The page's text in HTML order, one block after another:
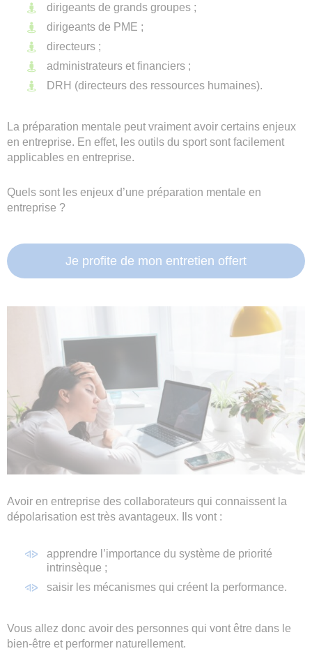
dirigeants de grands groupes ;
dirigeants de PME ;
directeurs ;
administrateurs et financiers ;
DRH (directeurs des ressources humaines).
La préparation mentale peut vraiment avoir certains enjeux
en entreprise. En effet, les outils du sport sont facilement
applicables en entreprise.
Quels sont les enjeux d’une préparation mentale en
entreprise ?
Je profite de mon entretien offert
Avoir en entreprise des collaborateurs qui connaissent la
dépolarisation est très avantageux. Ils vont :
apprendre l’importance du système de priorité
intrinsèque ;
saisir les mécanismes qui créent la performance.
Vous allez donc avoir des personnes qui vont être dans le
bien-être et performer naturellement.